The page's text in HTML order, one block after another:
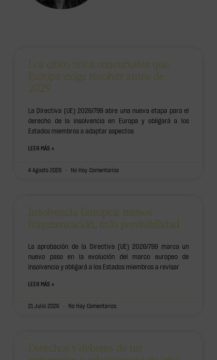
Los cinco retos concursales que
Europa exige resolver antes de
2029
La Directiva (UE) 2026/799 abre una nueva etapa para el
derecho de la insolvencia en Europa y obligará a los
Estados miembros a adaptar aspectos
LEER MÁS »
4 Agosto 2026 No Hay Comentarios
Insolvencia Europea: menos
fragmentación, más previsibilidad
La aprobación de la Directiva (UE) 2026/799 marca un
nuevo paso en la evolución del marco europeo de
insolvencia y obligará a los Estados miembros a revisar
LEER MÁS »
21 Julio 2026 No Hay Comentarios
Derechos y deberes de un